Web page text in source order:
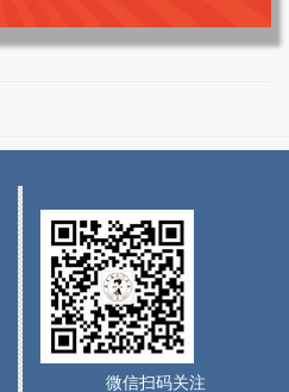
微信扫码关注